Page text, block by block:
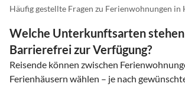
Häufig gestellte Fragen zu Ferienwohnungen in
Welche Unterkunftsarten
Barrierefrei zur Verfügung?
Reisende können zwischen
Ferienhäusern wählen – je nach